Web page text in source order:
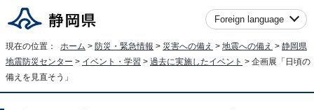
Foreign language
現在の位置： ホーム > 防災・緊急情報 > 災害への備え > 地震への備え > 静岡県
地震防災センター > イベント・学習 > 過去に実施したイベント > 企画展「日頃の
備えを見直そう」